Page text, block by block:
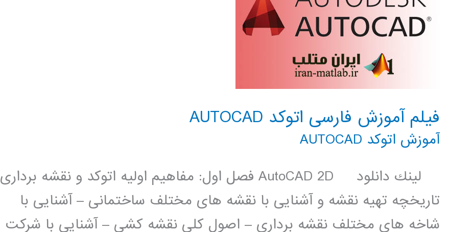
فیلم آموزش فارسی اتوکد AUTOCAD
آموزش اتوکد AUTOCAD
لينك دانلود AutoCAD 2D فصل اول: مفاهیم اولیه اتوکد و نقشه برداری
تاریخچه تهیه نقشه و آشنایی با نقشه های مختلف ساختمانی – آشنایی با
شاخه های مختلف نقشه برداری – اصول کلی نقشه کشی – آشنایی با شرکت